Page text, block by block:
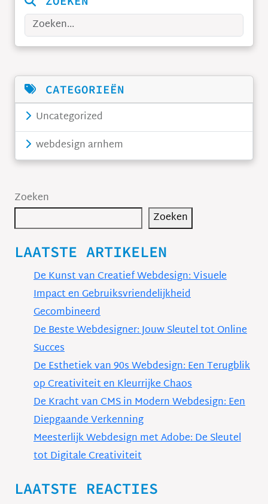
Zoeken
CATEGORIEËN
Uncategorized
webdesign arnhem
Zoeken
Zoeken
LAATSTE ARTIKELEN
De Kunst van Creatief Webdesign: Visuele
Impact en Gebruiksvriendelijkheid
Gecombineerd
De Beste Webdesigner: Jouw Sleutel tot Online
Succes
De Esthetiek van 90s Webdesign: Een Terugblik
op Creativiteit en Kleurrijke Chaos
De Kracht van CMS in Modern Webdesign: Een
Diepgaande Verkenning
Meesterlijk Webdesign met Adobe: De Sleutel
tot Digitale Creativiteit
LAATSTE REACTIES